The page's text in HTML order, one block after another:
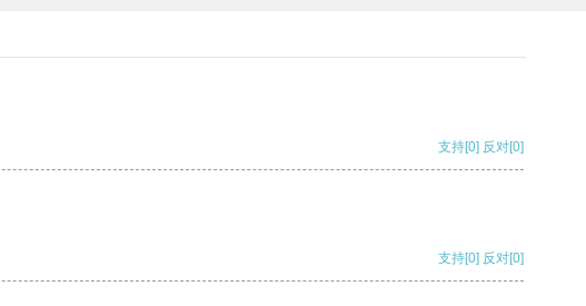
支持[0] 反对[0]
支持[0] 反对[0]